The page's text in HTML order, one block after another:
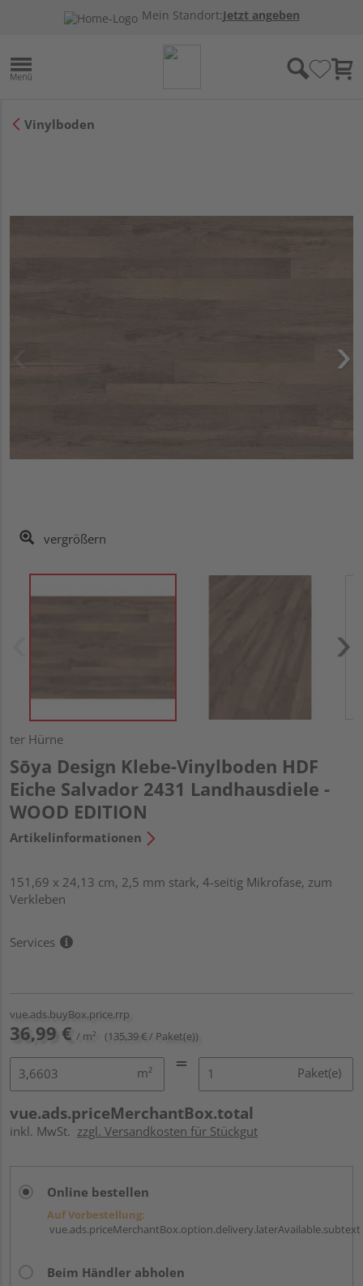
Mein Standort:Jetzt angeben
Vinylboden
vergrößern
ter Hürne
Sōya Design Klebe-Vinylboden HDF
Eiche Salvador 2431 Landhausdiele -
WOOD EDITION
Artikelinformationen
151,69 x 24,13 cm, 2,5 mm stark, 4-seitig Mikrofase, zum
Verkleben
Services
vue.ads.buyBox.price.rrp
36,99 € / m² (135,39 € / Paket(e))
m² Paket(e)
vue.ads.priceMerchantBox.total
inkl. MwSt. zzgl. Versandkosten für Stückgut
Online bestellen
Auf Vorbestellung:
vue.ads.priceMerchantBox.option.delivery.laterAvailable.subtext
Beim Händler abholen